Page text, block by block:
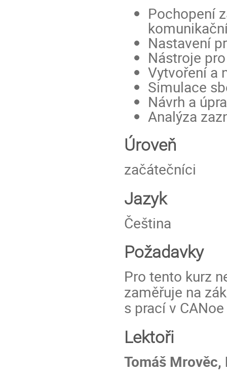
Pochopení
Nastavení
Nástroje
Vytvoření a
Simulace
Návrh a
Analýza
Úroveň
začátečníci
Jazyk
Čeština
Požadavky
Pro tento kurz
zaměřuje na
s prací v
Lektoři
Tomáš Mrověc,